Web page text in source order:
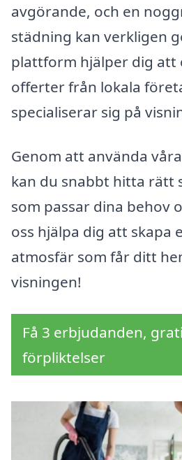
avgörande, och en
städning kan verkligen
plattform hjälper dig att
offerter från lokala
specialiserar sig på
Genom att använda
kan du snabbt hitta rätt
som passar dina behov
oss hjälpa dig att skapa
atmosfär som får ditt
visningen!
Få 3 erbjudanden,
förpliktelser